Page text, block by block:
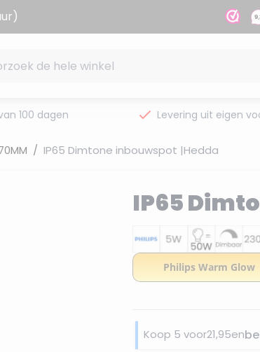
100 dagen Levering uit eigen
/ IP65 Dimtone inbouwspot |Hedda
IP65
Koop 5 voor21,95en